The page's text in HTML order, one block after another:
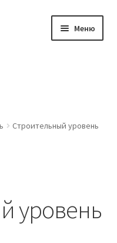
Меню
Строительный уровень
уровень